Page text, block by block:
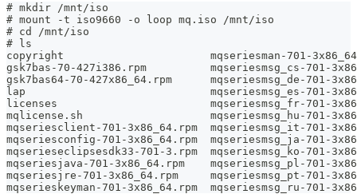
# mkdir /mnt/iso
# mount -t iso9660 -o loop mq.iso /mnt/iso
# cd /mnt/iso
# ls
copyright                       mqseriesman-701-
gsk7bas-70-427i386.rpm          mqseriesmsg_cs-701-
gsk7bas64-70-427x86_64.rpm      mqseriesmsg_de-701-
lap                             mqseriesmsg_es-701-
licenses                        mqseriesmsg_fr-701-
mqlicense.sh                    mqseriesmsg_hu-701-
mqseriesclient-701-3x86_64.rpm  mqseriesmsg_it-701-
mqseriesconfig-701-3x86_64.rpm  mqseriesmsg_ja-701-
mqserieseclipsesdk33-701-3.rpm  mqseriesmsg_ko-701-
mqseriesjava-701-3x86_64.rpm    mqseriesmsg_pl-701-
mqseriesjre-701-3x86_64.rpm     mqseriesmsg_pt-701-
mqserieskeyman-701-3x86_64.rpm  mqseriesmsg_ru-701-